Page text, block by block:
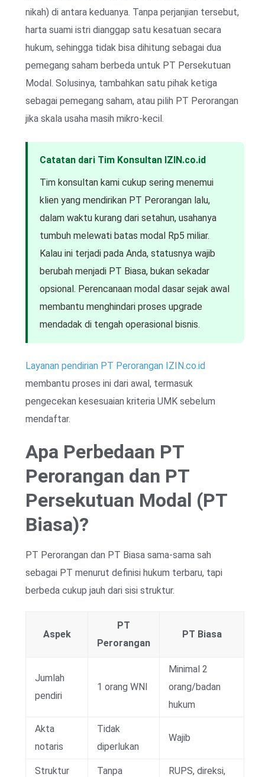
nikah) di antara keduanya. Tanpa perjanjian tersebut,
harta suami istri dianggap satu kesatuan secara
hukum, sehingga tidak bisa dihitung sebagai dua
pemegang saham berbeda untuk PT Persekutuan
Modal. Solusinya, tambahkan satu pihak ketiga
sebagai pemegang saham, atau pilih PT Perorangan
jika skala usaha masih mikro-kecil.
Catatan dari Tim Konsultan IZIN.co.id
Tim konsultan kami cukup sering menemui
klien yang mendirikan PT Perorangan lalu,
dalam waktu kurang dari setahun, usahanya
tumbuh melewati batas modal Rp5 miliar.
Kalau ini terjadi pada Anda, statusnya wajib
berubah menjadi PT Biasa, bukan sekadar
opsional. Perencanaan modal dasar sejak awal
membantu menghindari proses upgrade
mendadak di tengah operasional bisnis.
Layanan pendirian PT Perorangan IZIN.co.id
membantu proses ini dari awal, termasuk
pengecekan kesesuaian kriteria UMK sebelum
mendaftar.
Apa Perbedaan PT
Perorangan dan PT
Persekutuan Modal (PT
Biasa)?
PT Perorangan dan PT Biasa sama-sama sah
sebagai PT menurut definisi hukum terbaru, tapi
berbeda cukup jauh dari sisi struktur.
Aspek
PT
Perorangan
PT Biasa
Jumlah
pendiri
1 orang WNI
Minimal 2
orang/badan
hukum
Akta
notaris
Tidak
diperlukan
Wajib
Struktur
Tanpa
RUPS, direksi,